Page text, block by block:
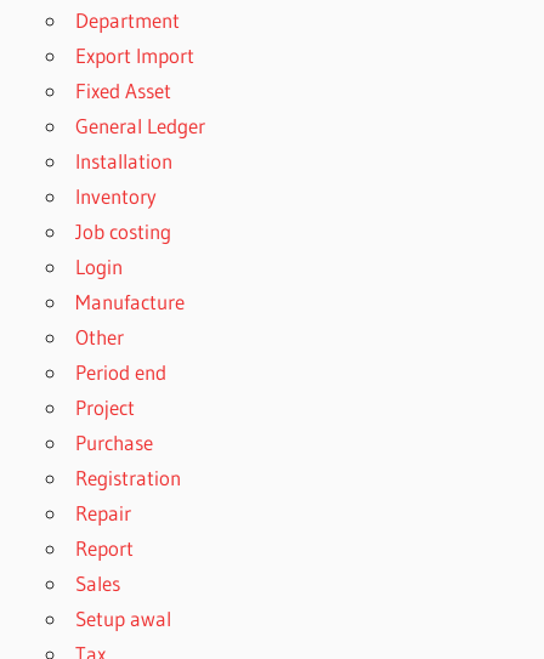
Department
Export Import
Fixed Asset
General Ledger
Installation
Inventory
Job costing
Login
Manufacture
Other
Period end
Project
Purchase
Registration
Repair
Report
Sales
Setup awal
Tax